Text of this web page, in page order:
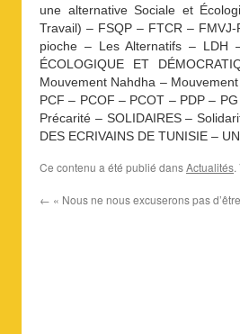
une alternative Sociale et
Travail) – FSQP – FTCR –
pioche – Les Alternatifs – LDH
ÉCOLOGIQUE ET
Mouvement Nahdha –
PCF – PCOF – PCOT – PDP –
Précarité – SOLIDAIRES –
DES ECRIVAINS DE TUNISIE –
Ce contenu a été publié dansActualités.
← « Nous ne nous excuserons pas